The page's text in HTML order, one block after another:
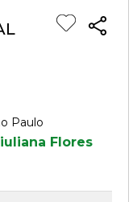
Paulo
Flores